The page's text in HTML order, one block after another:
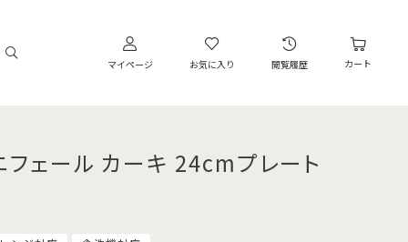
マイページ お気に入り 閲覧履歴 カート
フェール カーキ 24cmプレート